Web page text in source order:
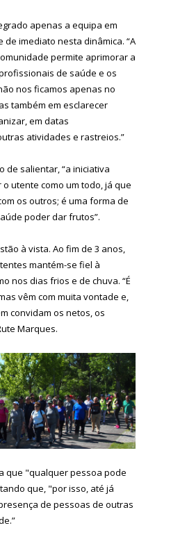
apenas a equipa em
de imediato nesta dinâmica. “A
permite aprimorar a
de saúde e os
nos ficamos apenas no
também em esclarecer
em datas
atividades e rastreios.”
de salientar, “a iniciativa
utente como um todo, já que
os outros; é uma forma de
poder dar frutos”.
à vista. Ao fim de 3 anos,
mantém-se fiel à
nos dias frios e de chuva. “É
vêm com muita vontade e,
convidam os netos, os
Marques.
que "qualquer pessoa pode
que, "por isso, até já
de pessoas de outras